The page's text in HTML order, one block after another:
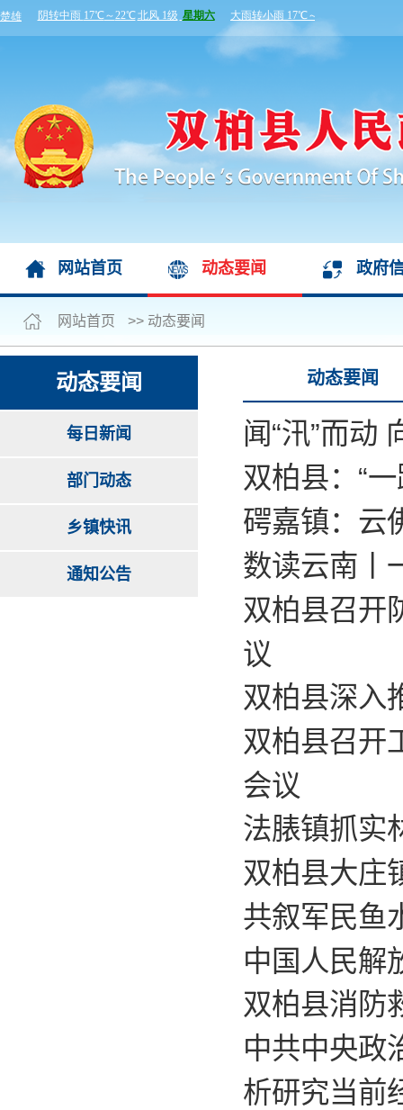
网站首页 动态要闻 政府
网站首页 >> 动态要闻
动态要闻
每日新闻
部门动态
乡镇快讯
通知公告
动态要闻
闻“汛”而动
双柏县：“
𥔲嘉镇：云
数读云南丨
双柏县召开
议
双柏县深入
双柏县召开
会议
法脿镇抓实
双柏县大庄
共叙军民鱼
中国人民解
双柏县消防
中共中央政
析研究当前